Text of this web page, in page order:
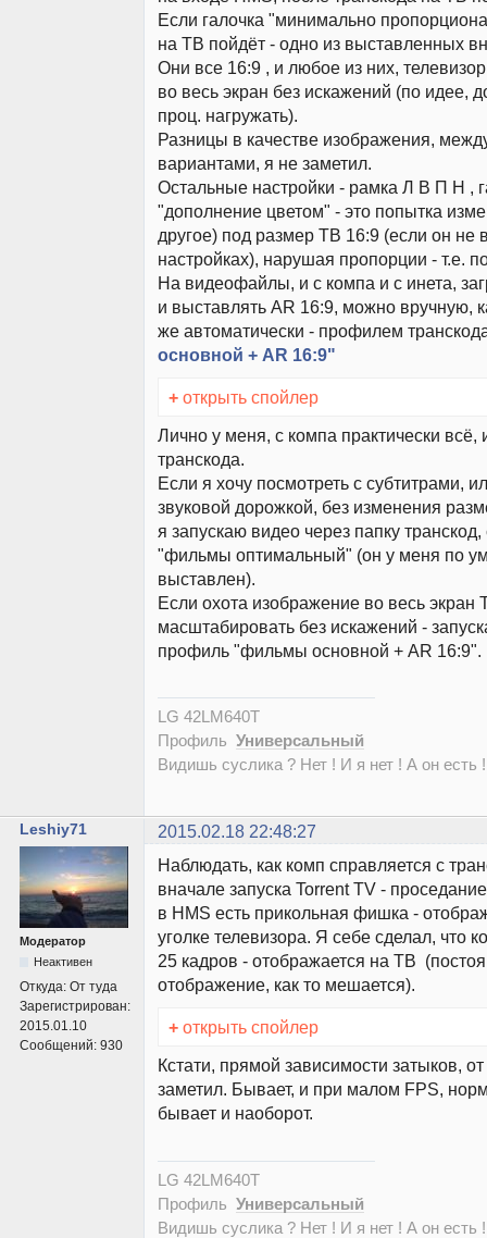
Если галочка "минимально
на ТВ пойдёт - одно из выставленных
Они все 16:9 , и любое из них,
во весь экран без искажений (по идее,
проц. нагружать).
Разницы в качестве изображения,
вариантами, я не заметил.
Остальные настройки - рамка Л В П Н ,
"дополнение цветом" - это попытка
другое) под размер ТВ 16:9 (если он не
настройках), нарушая пропорции - т.е.
На видеофайлы, и с компа и с инета,
и выставлять AR 16:9, можно вручную,
же автоматически - профилем
основной + AR 16:9"
+ открыть спойлер
Лично у меня, с компа практически всё,
транскода.
Если я хочу посмотреть с субтитрами,
звуковой дорожкой, без изменения
я запускаю видео через папку
"фильмы оптимальный" (он у меня по
выставлен).
Если охота изображение во весь экран
масштабировать без искажений -
профиль "фильмы основной + AR 16:9".
LG 42LM640T
Профиль Универсальный
Видишь суслика ? Нет ! И я нет ! А он есть
Leshiy71 2015.02.18 22:48:27
Модератор
Неактивен
Откуда: От туда
Зарегистрирован:
2015.01.10
Сообщений: 930
Наблюдать, как комп справляется с
вначале запуска Torrent TV -
в HMS есть прикольная фишка -
уголке телевизора. Я себе сделал, что
25 кадров - отображается на ТВ
отображение, как то мешается).
+ открыть спойлер
Кстати, прямой зависимости затыков,
заметил. Бывает, и при малом FPS,
бывает и наоборот.
LG 42LM640T
Профиль Универсальный
Видишь суслика ? Нет ! И я нет ! А он есть